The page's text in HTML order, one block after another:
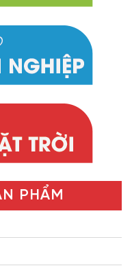
PHẨM